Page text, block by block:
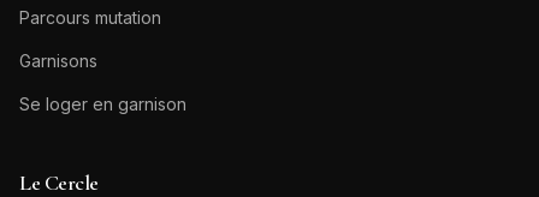
Parcours mutation
Garnisons
Se loger en garnison
Le Cercle